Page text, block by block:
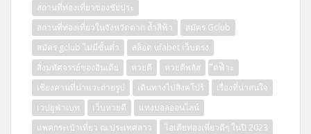
สถานที่ท่องเที่ยวของชัยปุระ
สถานที่ท่องเที่ยวในจังหวัดตาก ถ้ำสีฟ้า
สมัคร Gclub
สมัคร gclub ไม่มีขั้นต่ำ
สล็อต ufabet เว็บตรง
สิ่งมหัศจรรย์ของอินเดีย
หวยดี หวยดีพลัส
ีดฟิำะ
เชียงคานที่น่าแวะถ่ายรูป
เดินทางไปสิงคโปร์
เรื่องที่น่าสนใจ
เวปยูฟ่าเบท
เว็บหวยดี
แทงบอลออนไลน์
แพคกระเป๋าเที่ยว ณ.ประเทศลาว
ไอเดียท่องเที่ยวดีๆ ในปี 2023